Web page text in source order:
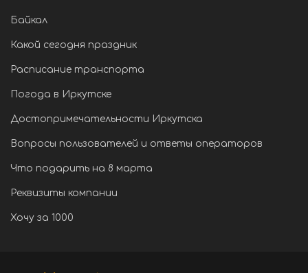
Байкал
Какой сегодня праздник
Расписание транспорта
Погода в Иркутске
Достопримечательности Иркутска
Вопросы пользователей и ответы операторов
Что подарить на 8 марта
Реквизиты компании
Хочу за 1000